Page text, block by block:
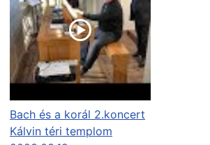
Bach és a korál 2.koncert
Kálvin téri templom